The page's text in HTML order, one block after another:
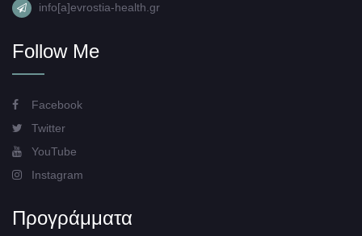
info[a]evrostia-health.gr
Follow Me
Facebook
Twitter
YouTube
Instagram
Προγράμματα